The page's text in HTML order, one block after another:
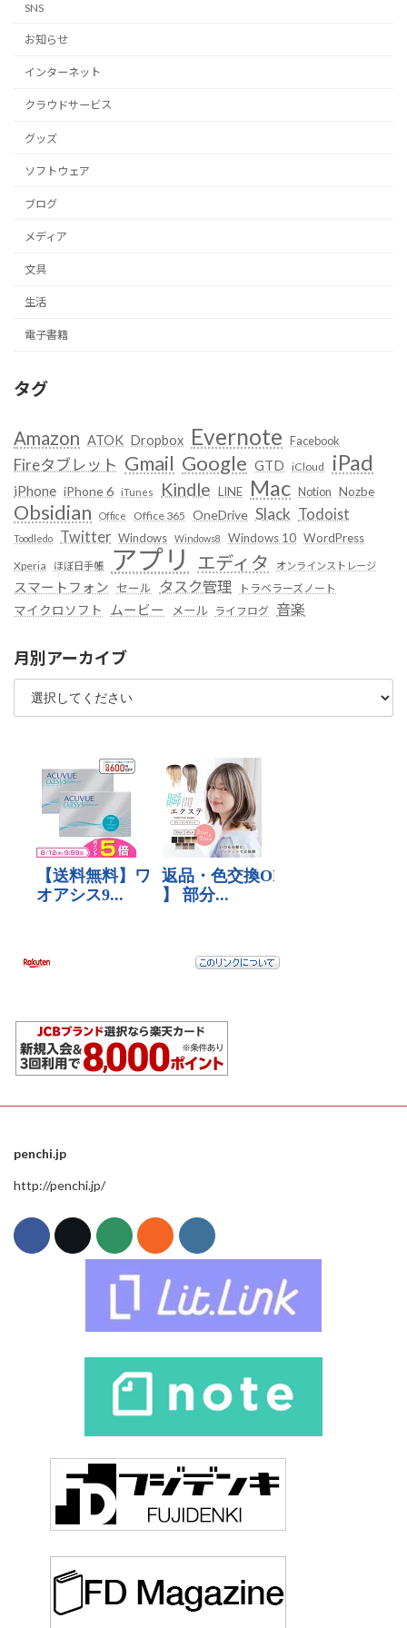
SNS
お知らせ
インターネット
クラウドサービス
グッズ
ソフトウェア
ブログ
メディア
文具
生活
電子書籍
タグ
Amazon ATOK Dropbox Evernote Facebook
Fireタブレット Gmail Google GTD iCloud iPad
iPhone iPhone 6 iTunes Kindle LINE Mac Notion Nozbe
Obsidian Office Office 365 OneDrive Slack Todoist
Toodledo Twitter Windows Windows8 Windows 10 WordPress
Xperia ほぼ日手帳 アプリ エディタ オンラインストレージ
スマートフォン セール タスク管理 トラベラーズノート
マイクロソフト ムービー メール ライフログ 音楽
月別アーカイブ
penchi.jp
http://penchi.jp/